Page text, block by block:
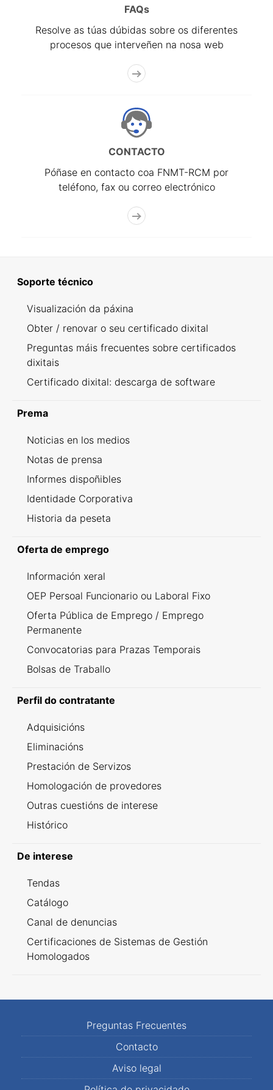
FAQs
Resolve as túas dúbidas sobre os diferentes
procesos que interveñen na nosa web
CONTACTO
Póñase en contacto coa FNMT-RCM por
teléfono, fax ou correo electrónico
Soporte técnico
Visualización da páxina
Obter / renovar o seu certificado dixital
Preguntas máis frecuentes sobre certificados
dixitais
Certificado dixital: descarga de software
Prema
Noticias en los medios
Notas de prensa
Informes dispoñibles
Identidade Corporativa
Historia da peseta
Oferta de emprego
Información xeral
OEP Persoal Funcionario ou Laboral Fixo
Oferta Pública de Emprego / Emprego
Permanente
Convocatorias para Prazas Temporais
Bolsas de Traballo
Perfil do contratante
Adquisicións
Eliminacións
Prestación de Servizos
Homologación de provedores
Outras cuestións de interese
Histórico
De interese
Tendas
Catálogo
Canal de denuncias
Certificaciones de Sistemas de Gestión
Homologados
Preguntas Frecuentes
Contacto
Aviso legal